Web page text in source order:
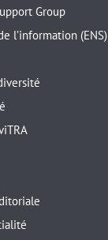
Group
l’information (ENS)